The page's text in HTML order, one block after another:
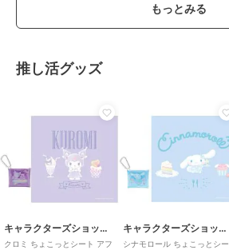
もっとみる
推し活グッズ
キャラクターズショップ ラフラフ
クロミ ちょこっとシート アフ
キャラクターズショップ ラフラフ
シナモロール ちょこっとシー